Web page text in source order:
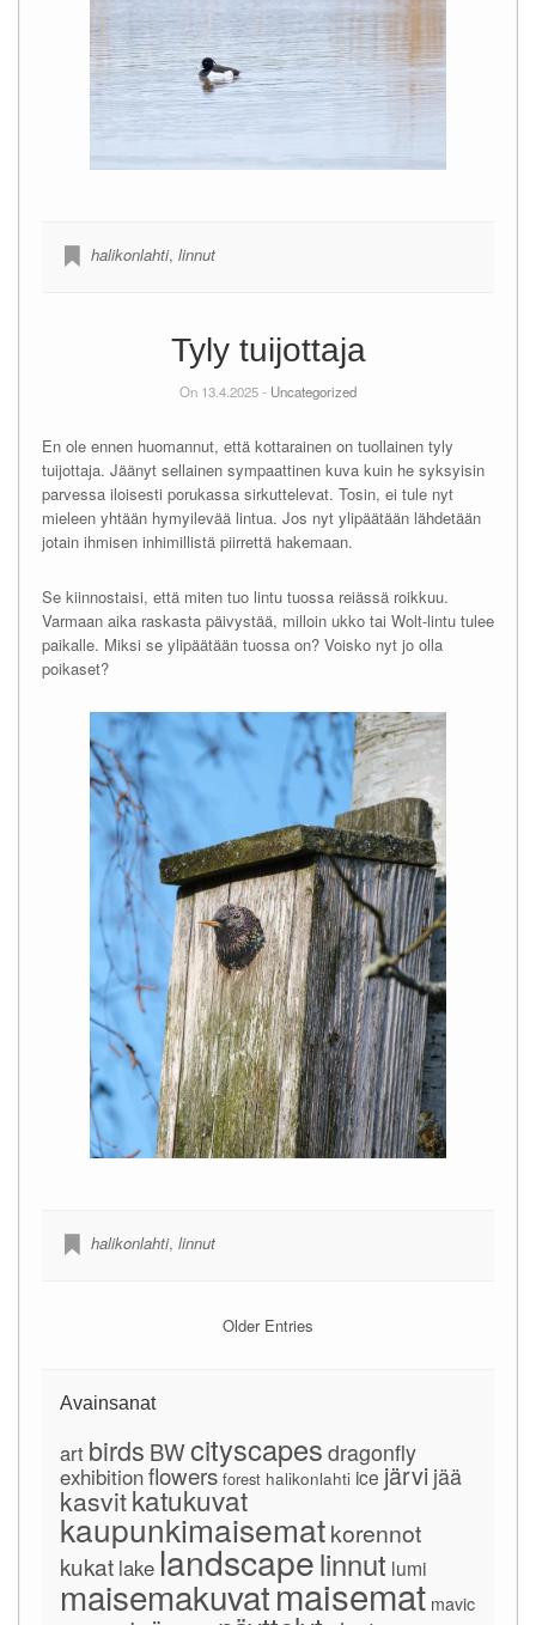
halikonlahti, linnut
Tyly tuijottaja
On 13.4.2025 - Uncategorized
En ole ennen huomannut, että kottarainen on tuollainen tyly
tuijottaja. Jäänyt sellainen sympaattinen kuva kuin he syksyisin
parvessa iloisesti porukassa sirkuttelevat. Tosin, ei tule nyt
mieleen yhtään hymyilevää lintua. Jos nyt ylipäätään lähdetään
jotain ihmisen inhimillistä piirrettä hakemaan.
Se kiinnostaisi, että miten tuo lintu tuossa reiässä roikkuu.
Varmaan aika raskasta päivystää, milloin ukko tai Wolt-lintu tulee
paikalle. Miksi se ylipäätään tuossa on? Voisko nyt jo olla
poikaset?
halikonlahti, linnut
Older Entries
Avainsanat
art birds BWcityscapes dragonfly
exhibitionflowers forest halikonlahti ice järvi jää
kasvitkatukuvat
kaupunkimaisematkorennot
kukat lake landscapelinnut lumi
maisemakuvatmaisemat mavic